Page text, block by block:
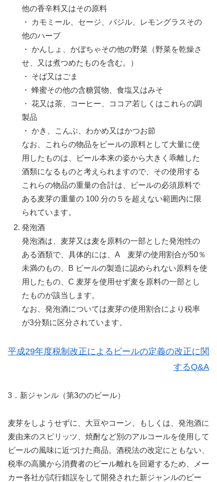
他の香辛料又はその原料
・ カモミール、セージ、バジル、レモングラスその
他のハーブ
・ かんしょ、かぼちゃその他の野菜（野菜を乾燥さ
せ、又は煮つめたものを含む。）
・ そば又はごま
・ 蜂蜜その他の含糖質物、食塩又はみそ
・ 花又は茶、コーヒー、ココア若しくはこれらの調
製品
・ かき、こんぶ、わかめ又はかつお節
なお、これらの物品をビールの原料として大量に使
用したものは、ビール本来の姿から大きく乖離した
酒類になるものと考えられますので、その使用する
これらの物品の重量の合計は、ビールの必須原料で
ある麦芽の重量の 100 分の５を超えない範囲内に限
られています。
発泡酒
発泡酒は、麦芽又は麦を原料の一部とした発泡性の
ある酒類で、具体的には、A 麦芽の使用割合が50％
未満のもの、B ビールの製造に認められない原料を使
用したもの、C 麦芽を使用せず麦を原料の一部とし
たものが該当します。
なお、発泡酒については麦芽の使用割合により税率
が3分類に区分されています。
平成29年度税制改正によるビールの定義の改正に関
するQ&A
3．新ジャンル（第3ののビール）
麦芽をしようせずに、大豆やコーン、もしくは、発泡酒に
麦由来のスピリッツ、焼酎など別のアルコールを使用して
ビールの風味に近づけた商品。酒税法の改定にともない、
税率の高騰から消費者のビール離れを回避するため、メー
カー各社が試行錯誤をして開発された新ジャンルのビー